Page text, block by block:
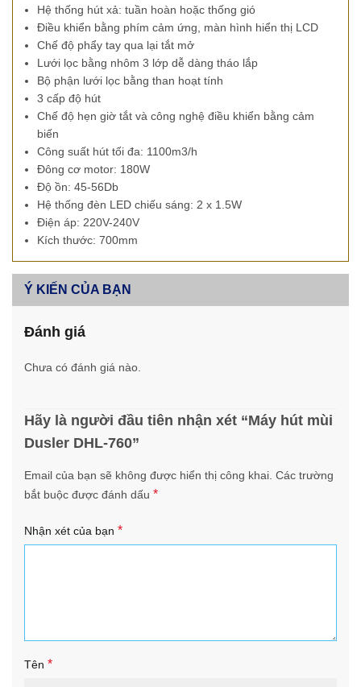
Hệ thống hút xả: tuần hoàn hoặc thống gió
Điều khiển bằng phím cảm ứng, màn hình hiển thị LCD
Chế độ phẩy tay qua lại tắt mở
Lưới lọc bằng nhôm 3 lớp dễ dàng tháo lắp
Bộ phận lưới lọc bằng than hoạt tính
3 cấp độ hút
Chế độ hẹn giờ tắt và công nghệ điều khiển bằng cảm
biến
Công suất hút tối đa: 1100m3/h
Đông cơ motor: 180W
Độ ồn: 45-56Db
Hệ thống đèn LED chiếu sáng: 2 x 1.5W
Điện áp: 220V-240V
Kích thước: 700mm
Ý KIẾN CỦA BẠN
Đánh giá
Chưa có đánh giá nào.
Hãy là người đầu tiên nhận xét “Máy hút mùi
Dusler DHL-760”
Email của bạn sẽ không được hiển thị công khai. Các trường
bắt buộc được đánh dấu *
Nhận xét của bạn *
Tên *